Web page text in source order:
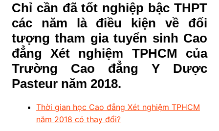
Chỉ cần đã tốt nghiệp bậc THPT
các năm là điều kiện về đối
tượng tham gia tuyển sinh Cao
đẳng Xét nghiệm TPHCM của
Trường Cao đẳng Y Dược
Pasteur năm 2018.
Thời gian học Cao đẳng Xét nghiệm TPHCM
năm 2018 có thay đổi?